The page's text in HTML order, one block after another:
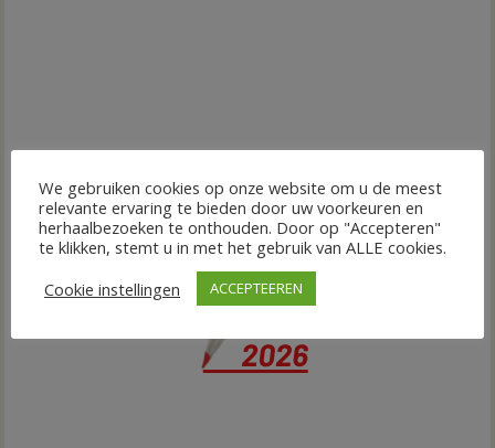
We gebruiken cookies op onze website om u de meest
relevante ervaring te bieden door uw voorkeuren en
herhaalbezoeken te onthouden. Door op "Accepteren"
te klikken, stemt u in met het gebruik van ALLE cookies.
Cookie instellingen
ACCEPTEEREN